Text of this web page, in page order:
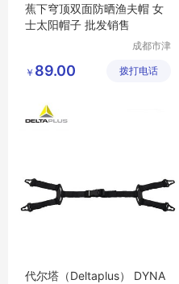
蕉下穹顶双面防晒渔夫帽 女
士太阳帽子 批发销售
成都市津
技有限公
￥ 89.00 拨打电话
代尔塔（Deltaplus） DYNA